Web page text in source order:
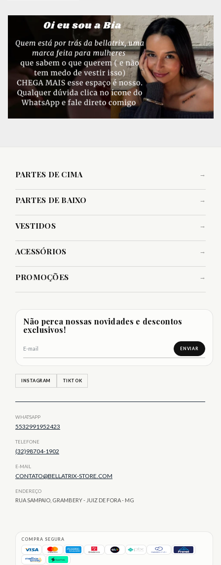
PARTES DE CIMA
PARTES DE BAIXO
VESTIDOS
ACESSÓRIOS
PROMOÇÕES
Não perca nossas novidades e descontos
exclusivos!
INSTAGRAM TIKTOK
WHATSAPP
5532991952423
TELEFONE
(32)98704-1902
E-MAIL
CONTATO@BELLATRIX-STORE.COM
ENDEREÇO
RUA SAMPAIO, GRAMBERY - JUIZ DE FORA - MG